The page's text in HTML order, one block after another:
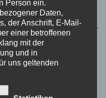
Person ein.
Daten,
der Anschrift, E-Mail-
einer betroffenen
mit der
und in
uns geltenden
möchte unser
über Art, Umfang